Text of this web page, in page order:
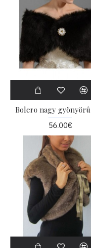
56.00€